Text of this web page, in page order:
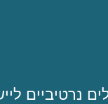
נרטיביים